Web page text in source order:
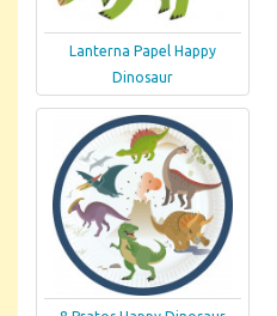
Lanterna Papel Happy
Dinosaur